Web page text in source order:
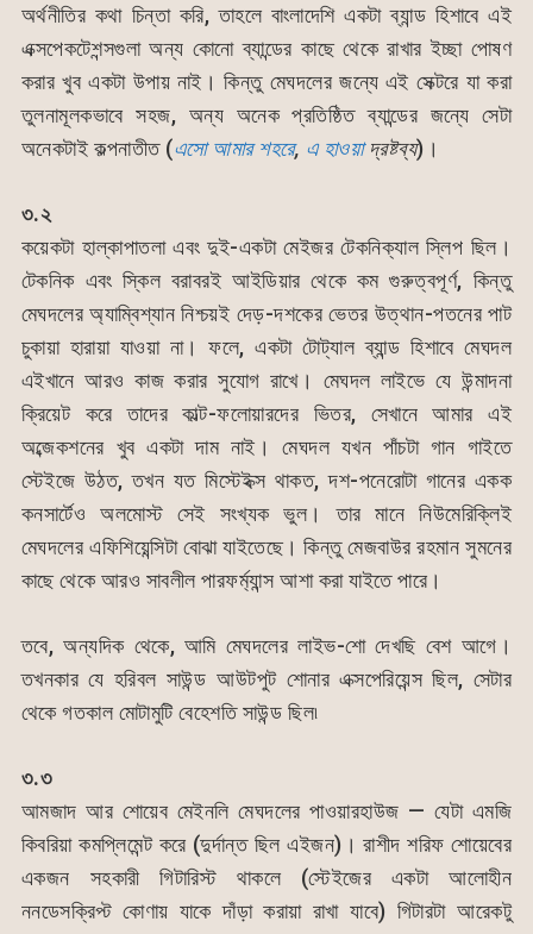
অর্থনীতির কথা চিন্তা করি, তাহলে বাংলাদেশি একটা ব্যান্ড হিশাবে এই
এক্সপেকটেশন্সগুলা অন্য কোনো ব্যান্ডের কাছে থেকে রাখার ইচ্ছা পোষণ
করার খুব একটা উপায় নাই। কিন্তু মেঘদলের জন্যে এই সেক্টরে যা করা
তুলনামূলকভাবে সহজ, অন্য অনেক প্রতিষ্ঠিত ব্যান্ডের জন্যে সেটা
অনেকটাই কল্পনাতীত (এসো আমার শহরে, এ হাওয়াদ্রষ্টব্য)।
৩.২
কয়েকটা হাল্কাপাতলা এবং দুই-একটা মেইজর টেকনিক্যাল স্লিপ ছিল।
টেকনিক এবং স্কিল বরাবরই আইডিয়ার থেকে কম গুরুত্বপূর্ণ, কিন্তু
মেঘদলের অ্যাম্বিশ্যান নিশ্চয়ই দেড়-দশকের ভেতর উত্থান-পতনের পাট
চুকায়া হারায়া যাওয়া না। ফলে, একটা টোট্যাল ব্যান্ড হিশাবে মেঘদল
এইখানে আরও কাজ করার সুযোগ রাখে। মেঘদল লাইভে যে উন্মাদনা
ক্রিয়েট করে তাদের কাল্ট-ফলোয়ারদের ভিতর, সেখানে আমার এই
অব্জেকশনের খুব একটা দাম নাই। মেঘদল যখন পাঁচটা গান গাইতে
স্টেইজে উঠত, তখন যত মিস্টেইক্স থাকত, দশ-পনেরোটা গানের একক
কনসার্টেও অলমোস্ট সেই সংখ্যক ভুল। তার মানে নিউমেরিক্লিই
মেঘদলের এফিশিয়েন্সিটা বোঝা যাইতেছে। কিন্তু মেজবাউর রহমান সুমনের
কাছে থেকে আরও সাবলীল পারফর্ম্যান্স আশা করা যাইতে পারে।
তবে, অন্যদিক থেকে, আমি মেঘদলের লাইভ-শো দেখছি বেশ আগে।
তখনকার যে হরিবল সাউন্ড আউটপুট শোনার এক্সপেরিয়েন্স ছিল, সেটার
থেকে গতকাল মোটামুটি বেহেশতি সাউন্ড ছিল৷
৩.৩
আমজাদ আর শোয়েব মেইনলি মেঘদলের পাওয়ারহাউজ — যেটা এমজি
কিবরিয়া কমপ্লিমেন্ট করে (দুর্দান্ত ছিল এইজন)। রাশীদ শরিফ শোয়েবের
একজন সহকারী গিটারিস্ট থাকলে (স্টেইজের একটা আলোহীন
ননডেসক্রিপ্ট কোণায় যাকে দাঁড়া করায়া রাখা যাবে) গিটারটা আরেকটু